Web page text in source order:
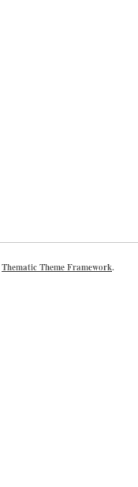
Thematic Theme Framework.